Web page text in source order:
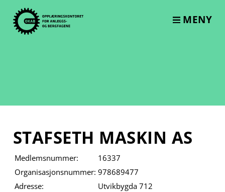
content
MENY
STAFSETH MASKIN AS
Medlemsnummer:
16337
Organisasjonsnummer: 978689477
Adresse:
Utvikbygda 712